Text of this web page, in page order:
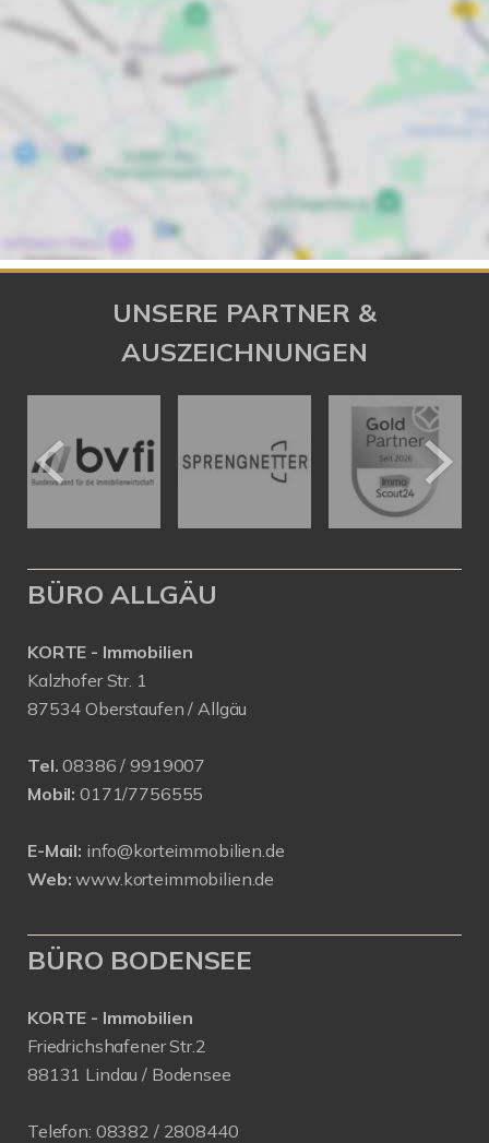
UNSERE PARTNER &
AUSZEICHNUNGEN
BÜRO ALLGÄU
KORTE - Immobilien
Kalzhofer Str. 1
87534 Oberstaufen / Allgäu
Tel. 08386 / 9919007
Mobil: 0171/7756555
E-Mail: info@korteimmobilien.de
Web: www.korteimmobilien.de
BÜRO BODENSEE
KORTE - Immobilien
Friedrichshafener Str.2
88131 Lindau / Bodensee
Telefon: 08382 / 2808440